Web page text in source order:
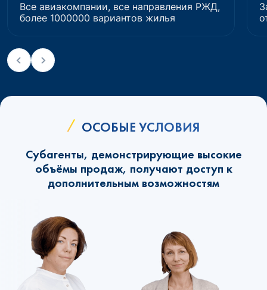
Все авиакомпании, все направления РЖД,
более 1000000 вариантов жилья
ОСОБЫЕ УСЛОВИЯ
Субагенты, демонстрирующие высокие
объёмы продаж, получают доступ к
дополнительным возможностям